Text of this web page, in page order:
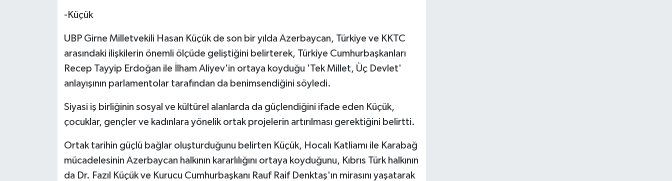
-Küçük
UBP Girne Milletvekili Hasan Küçük de son bir yılda Azerbaycan, Türkiye ve KKTC
arasındaki ilişkilerin önemli ölçüde geliştiğini belirterek, Türkiye Cumhurbaşkanları
Recep Tayyip Erdoğan ile İlham Aliyev'in ortaya koyduğu 'Tek Millet, Üç Devlet'
anlayışının parlamentolar tarafından da benimsendiğini söyledi.
Siyasi iş birliğinin sosyal ve kültürel alanlarda da güçlendiğini ifade eden Küçük,
çocuklar, gençler ve kadınlara yönelik ortak projelerin artırılması gerektiğini belirtti.
Ortak tarihin güçlü bağlar oluşturduğunu belirten Küçük, Hocalı Katliamı ile Karabağ
mücadelesinin Azerbaycan halkının kararlılığını ortaya koyduğunu, Kıbrıs Türk halkının
da Dr. Fazıl Küçük ve Kurucu Cumhurbaşkanı Rauf Raif Denktaş'ın mirasını yaşatarak